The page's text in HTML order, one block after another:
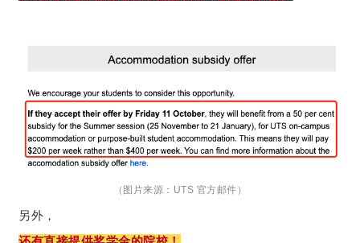
（图片来源：UTS 官方邮件）
另外，